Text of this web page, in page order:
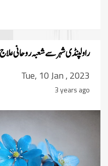
راولپنڈی شہر سے شعبہ روحانی
Tue, 10 Jan , 2023
3 years ago